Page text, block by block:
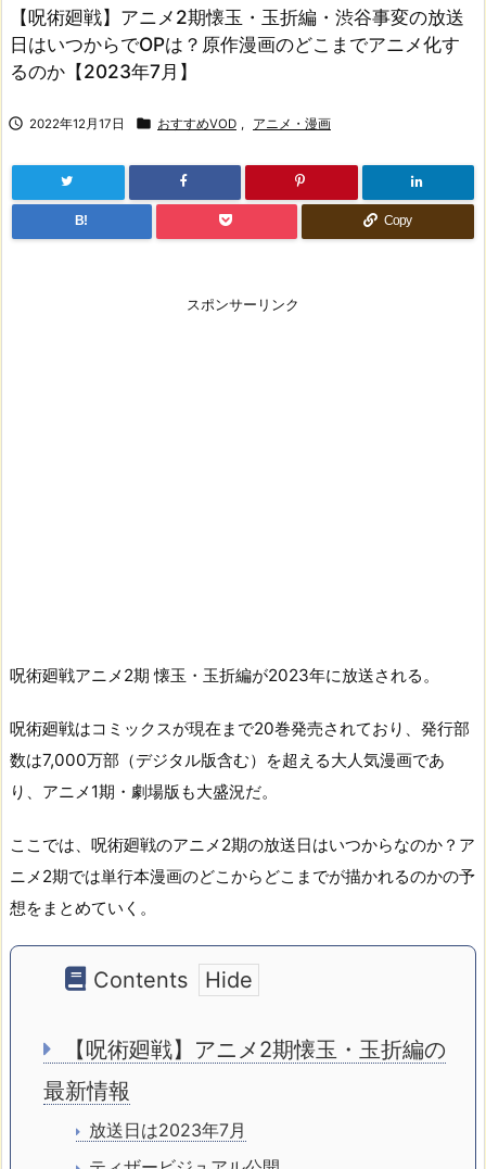
【呪術廻戦】アニメ2期懐玉・玉折編・渋谷事変の放送
日はいつからでOPは？原作漫画のどこまでアニメ化す
るのか【2023年7月】
 2022年12月17日  おすすめVOD , アニメ・漫画
B! Copy
スポンサーリンク
呪術廻戦アニメ2期 懐玉・玉折編が2023年に放送される。
呪術廻戦はコミックスが現在まで20巻発売されており、発行部
数は7,000万部（デジタル版含む）を超える大人気漫画であ
り、アニメ1期・劇場版も大盛況だ。
ここでは、呪術廻戦のアニメ2期の放送日はいつからなのか？ア
ニメ2期では単行本漫画のどこからどこまでが描かれるのかの予
想をまとめていく。
Contents
【呪術廻戦】アニメ2期懐玉・玉折編の
最新情報
放送日は2023年7月